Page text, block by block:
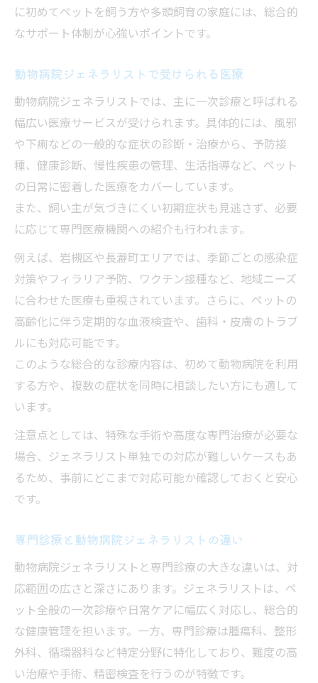
に初めてペットを飼う方や多頭飼育の家庭には、総合的
なサポート体制が心強いポイントです。
動物病院ジェネラリストで受けられる医療
動物病院ジェネラリストでは、主に一次診療と呼ばれる
幅広い医療サービスが受けられます。具体的には、風邪
や下痢などの一般的な症状の診断・治療から、予防接
種、健康診断、慢性疾患の管理、生活指導など、ペット
の日常に密着した医療をカバーしています。
また、飼い主が気づきにくい初期症状も見逃さず、必要
に応じて専門医療機関への紹介も行われます。
例えば、岩槻区や長瀞町エリアでは、季節ごとの感染症
対策やフィラリア予防、ワクチン接種など、地域ニーズ
に合わせた医療も重視されています。さらに、ペットの
高齢化に伴う定期的な血液検査や、歯科・皮膚のトラブ
ルにも対応可能です。
このような総合的な診療内容は、初めて動物病院を利用
する方や、複数の症状を同時に相談したい方にも適して
います。
注意点としては、特殊な手術や高度な専門治療が必要な
場合、ジェネラリスト単独での対応が難しいケースもあ
るため、事前にどこまで対応可能か確認しておくと安心
です。
専門診療と動物病院ジェネラリストの違い
動物病院ジェネラリストと専門診療の大きな違いは、対
応範囲の広さと深さにあります。ジェネラリストは、ペ
ット全般の一次診療や日常ケアに幅広く対応し、総合的
な健康管理を担います。一方、専門診療は腫瘍科、整形
外科、循環器科など特定分野に特化しており、難度の高
い治療や手術、精密検査を行うのが特徴です。